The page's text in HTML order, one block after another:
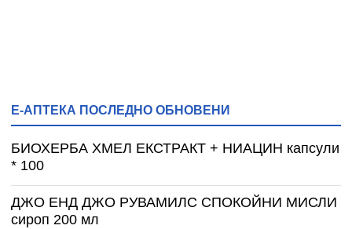
Е-АПТЕКА ПОСЛЕДНО ОБНОВЕНИ
БИОХЕРБА ХМЕЛ ЕКСТРАКТ + НИАЦИН капсули
* 100
ДЖО ЕНД ДЖО РУВАМИЛС СПОКОЙНИ МИСЛИ
сироп 200 мл